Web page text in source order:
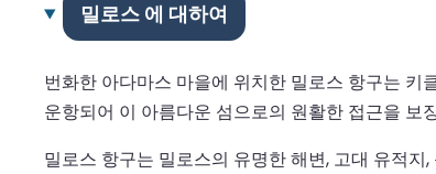
밀로스 에 대하여
번화한 아다마스 마을에 위치한 밀로스 항구는
운항되어 이 아름다운 섬으로의 원활한 접근을 보
밀로스 항구는 밀로스의 유명한 해변, 고대 유적